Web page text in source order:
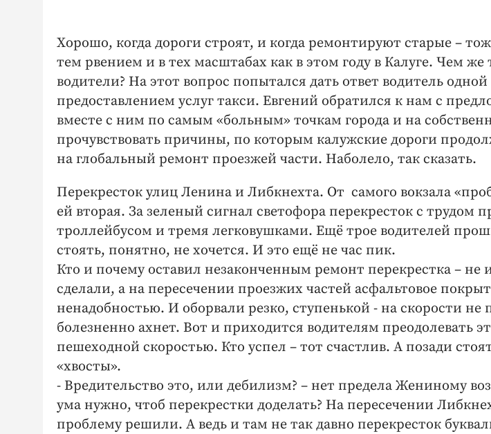
Хорошо, когда дороги строят, и когда ремонтируют старые –
тем рвением и в тех масштабах как в этом году в Калуге. Чем же
водители? На этот вопрос попытался дать ответ водитель
предоставлением услуг такси. Евгений обратился к нам с
вместе с ним по самым «больным» точкам города и на
прочувствовать причины, по которым калужские дороги
на глобальный ремонт проезжей части. Наболело, так сказать.
Перекресток улиц Ленина и Либкнехта. От самого вокзала
ей вторая. За зеленый сигнал светофора перекресток с трудом
троллейбусом и тремя легковушками. Ещё трое водителей
стоять, понятно, не хочется. И это ещё не час пик.
Кто и почему оставил незаконченным ремонт перекрестка – не
сделали, а на пересечении проезжих частей асфальтовое
ненадобностью. И оборвали резко, ступенькой - на скорости не
болезненно ахнет. Вот и приходится водителям преодолевать
пешеходной скоростью. Кто успел – тот счастлив. А позади
«хвосты».
- Вредительство это, или дебилизм? – нет предела Жениному
ума нужно, чтоб перекрестки доделать? На пересечении
проблему решили. А ведь и там не так давно перекресток